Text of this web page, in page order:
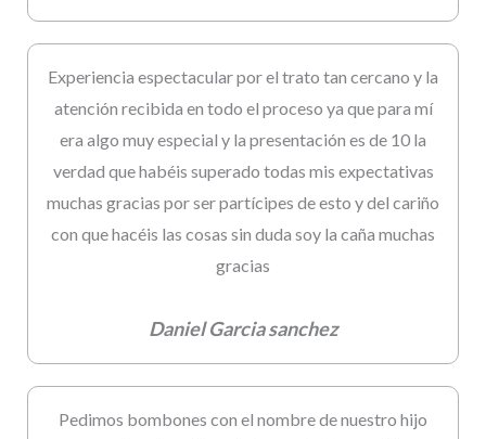
Experiencia espectacular por el trato tan cercano y la
atención recibida en todo el proceso ya que para mí
era algo muy especial y la presentación es de 10 la
verdad que habéis superado todas mis expectativas
muchas gracias por ser partícipes de esto y del cariño
con que hacéis las cosas sin duda soy la caña muchas
gracias
Daniel Garcia sanchez
Pedimos bombones con el nombre de nuestro hijo